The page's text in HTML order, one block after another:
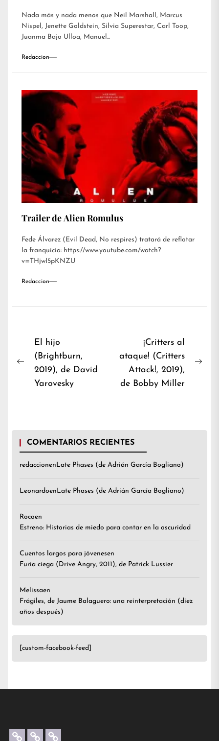
Nada más y nada menos que Neil Marshall, Marcus
Nispel, Jenette Goldstein, Silvia Superestar, Carl Toop,
Juanma Bajo Ulloa, Manuel...
Redaccion
Trailer de Alien Romulus
Fede Álvarez (Evil Dead, No respires) tratará de reflotar
la franquicia: https://www.youtube.com/watch?
v=THjwI5pKNZU
Redaccion
Navegación
de
entradas
Previous
El hijo
(Brightburn,
2019), de David
Yarovesky
¡Critters al
ataque! (Critters
Attack!, 2019),
de Bobby Miller
COMENTARIOS RECIENTES
redaccionen Late Phases (de Adrián García Bogliano)
Leonardoen Late Phases (de Adrián García Bogliano)
Rocoen
Estreno: Historias de miedo para contar en la oscuridad
Cuentos largos para jóvenesen
Furia ciega (Drive Angry, 2011), de Patrick Lussier
Melissaen
Frágiles, de Jaume Balaguero: una reinterpretación (diez
años después)
[custom-facebook-feed]